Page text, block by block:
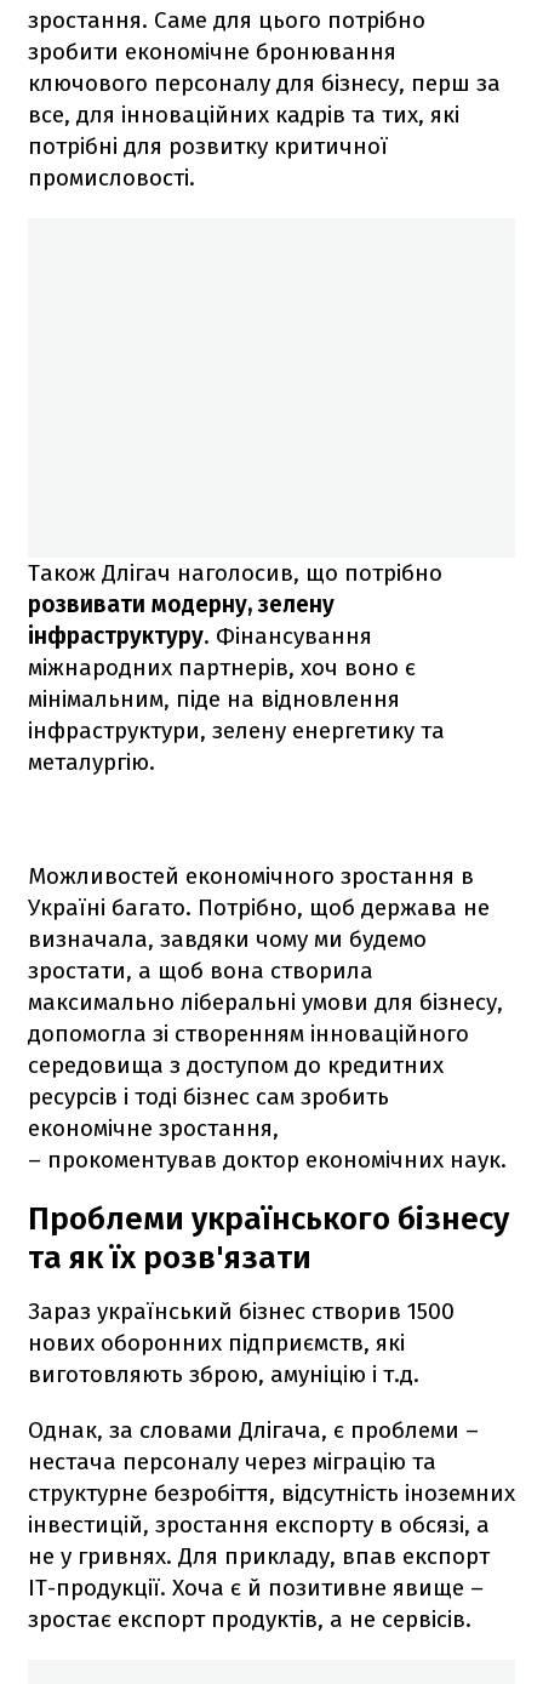
зростання. Саме для цього потрібно
зробити економічне бронювання
ключового персоналу для бізнесу, перш за
все, для інноваційних кадрів та тих, які
потрібні для розвитку критичної
промисловості.
Також Длігач наголосив, що потрібно
розвивати модерну, зелену
інфраструктуру. Фінансування
міжнародних партнерів, хоч воно є
мінімальним, піде на відновлення
інфраструктури, зелену енергетику та
металургію.
Можливостей економічного зростання в
Україні багато. Потрібно, щоб держава не
визначала, завдяки чому ми будемо
зростати, а щоб вона створила
максимально ліберальні умови для бізнесу,
допомогла зі створенням інноваційного
середовища з доступом до кредитних
ресурсів і тоді бізнес сам зробить
економічне зростання,
– прокоментував доктор економічних наук.
Проблеми українського бізнесу
та як їх розв'язати
Зараз український бізнес створив 1500
нових оборонних підприємств, які
виготовляють зброю, амуніцію і т.д.
Однак, за словами Длігача, є проблеми –
нестача персоналу через міграцію та
структурне безробіття, відсутність іноземних
інвестицій, зростання експорту в обсязі, а
не у гривнях. Для прикладу, впав експорт
ІТ-продукції. Хоча є й позитивне явище –
зростає експорт продуктів, а не сервісів.